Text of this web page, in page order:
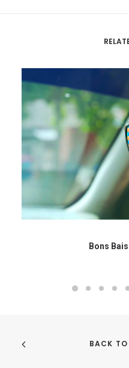
Bons
BACK